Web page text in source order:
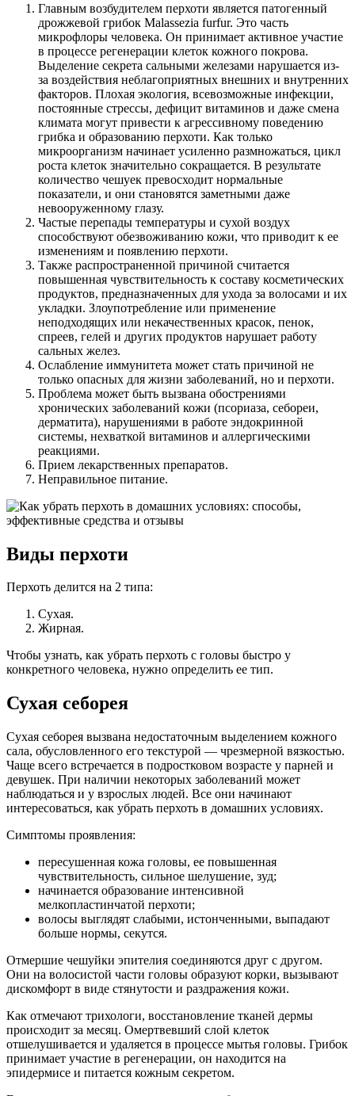
Главным возбудителем перхоти является патогенный
дрожжевой грибок Malassezia furfur. Это часть
микрофлоры человека. Он принимает активное участие
в процессе регенерации клеток кожного покрова.
Выделение секрета сальными железами нарушается из-
за воздействия неблагоприятных внешних и внутренних
факторов. Плохая экология, всевозможные инфекции,
постоянные стрессы, дефицит витаминов и даже смена
климата могут привести к агрессивному поведению
грибка и образованию перхоти. Как только
микроорганизм начинает усиленно размножаться, цикл
роста клеток значительно сокращается. В результате
количество чешуек превосходит нормальные
показатели, и они становятся заметными даже
невооруженному глазу.
Частые перепады температуры и сухой воздух
способствуют обезвоживанию кожи, что приводит к ее
изменениям и появлению перхоти.
Также распространенной причиной считается
повышенная чувствительность к составу косметических
продуктов, предназначенных для ухода за волосами и их
укладки. Злоупотребление или применение
неподходящих или некачественных красок, пенок,
спреев, гелей и других продуктов нарушает работу
сальных желез.
Ослабление иммунитета может стать причиной не
только опасных для жизни заболеваний, но и перхоти.
Проблема может быть вызвана обострениями
хронических заболеваний кожи (псориаза, себореи,
дерматита), нарушениями в работе эндокринной
системы, нехваткой витаминов и аллергическими
реакциями.
Прием лекарственных препаратов.
Неправильное питание.
Виды перхоти
Перхоть делится на 2 типа:
Сухая.
Жирная.
Чтобы узнать, как убрать перхоть с головы быстро у
конкретного человека, нужно определить ее тип.
Сухая себорея
Сухая себорея вызвана недостаточным выделением кожного
сала, обусловленного его текстурой — чрезмерной вязкостью.
Чаще всего встречается в подростковом возрасте у парней и
девушек. При наличии некоторых заболеваний может
наблюдаться и у взрослых людей. Все они начинают
интересоваться, как убрать перхоть в домашних условиях.
Симптомы проявления:
пересушенная кожа головы, ее повышенная
чувствительность, сильное шелушение, зуд;
начинается образование интенсивной
мелкопластинчатой перхоти;
волосы выглядят слабыми, истонченными, выпадают
больше нормы, секутся.
Отмершие чешуйки эпителия соединяются друг с другом.
Они на волосистой части головы образуют корки, вызывают
дискомфорт в виде стянутости и раздражения кожи.
Как отмечают трихологи, восстановление тканей дермы
происходит за месяц. Омертвевший слой клеток
отшелушивается и удаляется в процессе мытья головы. Грибок
принимает участие в регенерации, он находится на
эпидермисе и питается кожным секретом.